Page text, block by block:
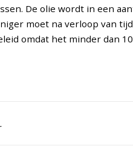
De olie wordt in een
moet na verloop van
omdat het minder dan